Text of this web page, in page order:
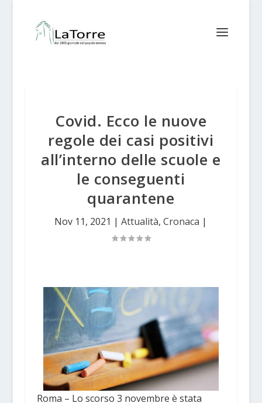
Covid. Ecco le nuove
regole dei casi positivi
all’interno delle scuole e
le conseguenti
quarantene
Nov 11, 2021 |Attualità,Cronaca |
Roma – Lo scorso 3 novembre è stata